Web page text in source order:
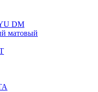
DM
матовый